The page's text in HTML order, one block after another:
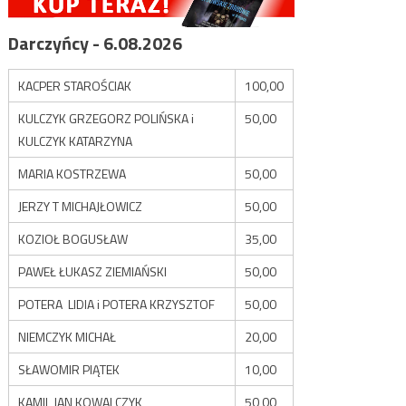
Darczyńcy - 6.08.2026
KACPER STAROŚCIAK
100,00
KULCZYK GRZEGORZ POLIŃSKA i
KULCZYK KATARZYNA
50,00
MARIA KOSTRZEWA
50,00
JERZY T MICHAJŁOWICZ
50,00
KOZIOŁ BOGUSŁAW
35,00
PAWEŁ ŁUKASZ ZIEMIAŃSKI
50,00
POTERA LIDIA i POTERA KRZYSZTOF
50,00
NIEMCZYK MICHAŁ
20,00
SŁAWOMIR PIĄTEK
10,00
KAMIL JAN KOWALCZYK
50,00